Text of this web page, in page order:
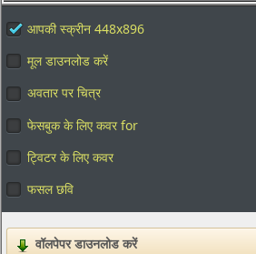
आपकी स्क्रीन 448x896
मूल डाउनलोड करें
अवतार पर चित्र
फेसबुक के लिए कवर for
ट्विटर के लिए कवर
फसल छवि
वॉलपेपर डाउनलोड करें